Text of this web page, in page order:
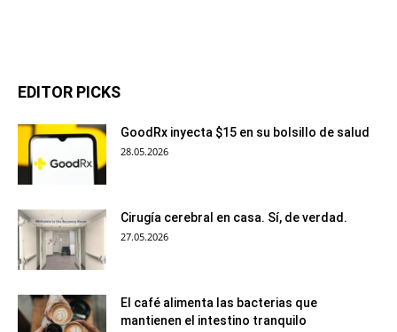
EDITOR PICKS
GoodRx inyecta $15 en su bolsillo de salud
28.05.2026
Cirugía cerebral en casa. Sí, de verdad.
27.05.2026
El café alimenta las bacterias que
mantienen el intestino tranquilo